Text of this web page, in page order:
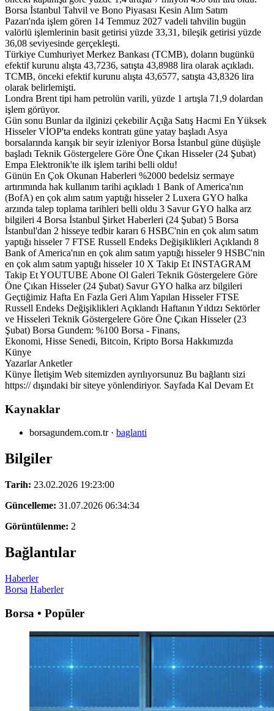
Borsa İstanbul Tahvil ve Bono Piyasası Kesin Alım Satım
Pazarı'nda işlem gören 14 Temmuz 2027 vadeli tahvilin bugün
valörlü işlemlerinin basit getirisi yüzde 33,31, bileşik getirisi yüzde
36,08 seviyesinde gerçekleşti.
Türkiye Cumhuriyet Merkez Bankası (TCMB), doların bugünkü
efektif kurunu alışta 43,7236, satışta 43,8988 lira olarak açıkladı.
TCMB, önceki efektif kurunu alışta 43,6577, satışta 43,8326 lira
olarak belirlemişti.
Londra Brent tipi ham petrolün varili, yüzde 1 artışla 71,9 dolardan
işlem görüyor.
Gün sonu Bunlar da ilginizi çekebilir Açığa Satış Hacmi En Yüksek
Hisseler VİOP'ta endeks kontratı güne yatay başladı Asya
borsalarında karışık bir seyir izleniyor Borsa İstanbul güne düşüşle
başladı Teknik Göstergelere Göre Öne Çıkan Hisseler (24 Şubat)
Empa Elektronik'te ilk işlem tarihi belli oldu!
Günün En Çok Okunan Haberleri %2000 bedelsiz sermaye
artırımında hak kullanım tarihi açıkladı 1 Bank of America'nın
(BofA) en çok alım satım yaptığı hisseler 2 Luxera GYO halka
arzında talep toplama tarihleri belli oldu 3 Savur GYO halka arz
bilgileri 4 Borsa İstanbul Şirket Haberleri (24 Şubat) 5 Borsa
İstanbul'dan 2 hisseye tedbir kararı 6 HSBC'nin en çok alım satım
yaptığı hisseler 7 FTSE Russell Endeks Değişiklikleri Açıklandı 8
Bank of America'nın en çok alım satım yaptığı hisseler 9 HSBC'nin
en çok alım satım yaptığı hisseler 10 X Takip Et INSTAGRAM
Takip Et YOUTUBE Abone Ol Galeri Teknik Göstergelere Göre
Öne Çıkan Hisseler (24 Şubat) Savur GYO halka arz bilgileri
Geçtiğimiz Hafta En Fazla Geri Alım Yapılan Hisseler FTSE
Russell Endeks Değişiklikleri Açıklandı Haftanın Yıldızı Sektörler
ve Hisseleri Teknik Göstergelere Göre Öne Çıkan Hisseler (23
Şubat) Borsa Gundem: %100 Borsa - Finans,
Ekonomi, Hisse Senedi, Bitcoin, Kripto Borsa Hakkımızda
Künye
Yazarlar Anketler
Künye İletişim Web sitemizden ayrılıyorsunuz Bu bağlantı sizi
https:// dışındaki bir siteye yönlendiriyor. Sayfada Kal Devam Et
Kaynaklar
borsagundem.com.tr· baglanti
Bilgiler
Tarih: 23.02.2026 19:23:00
Güncelleme: 31.07.2026 06:34:34
Görüntülenme: 2
Bağlantılar
Haberler
Borsa Haberler
Borsa • Popüler